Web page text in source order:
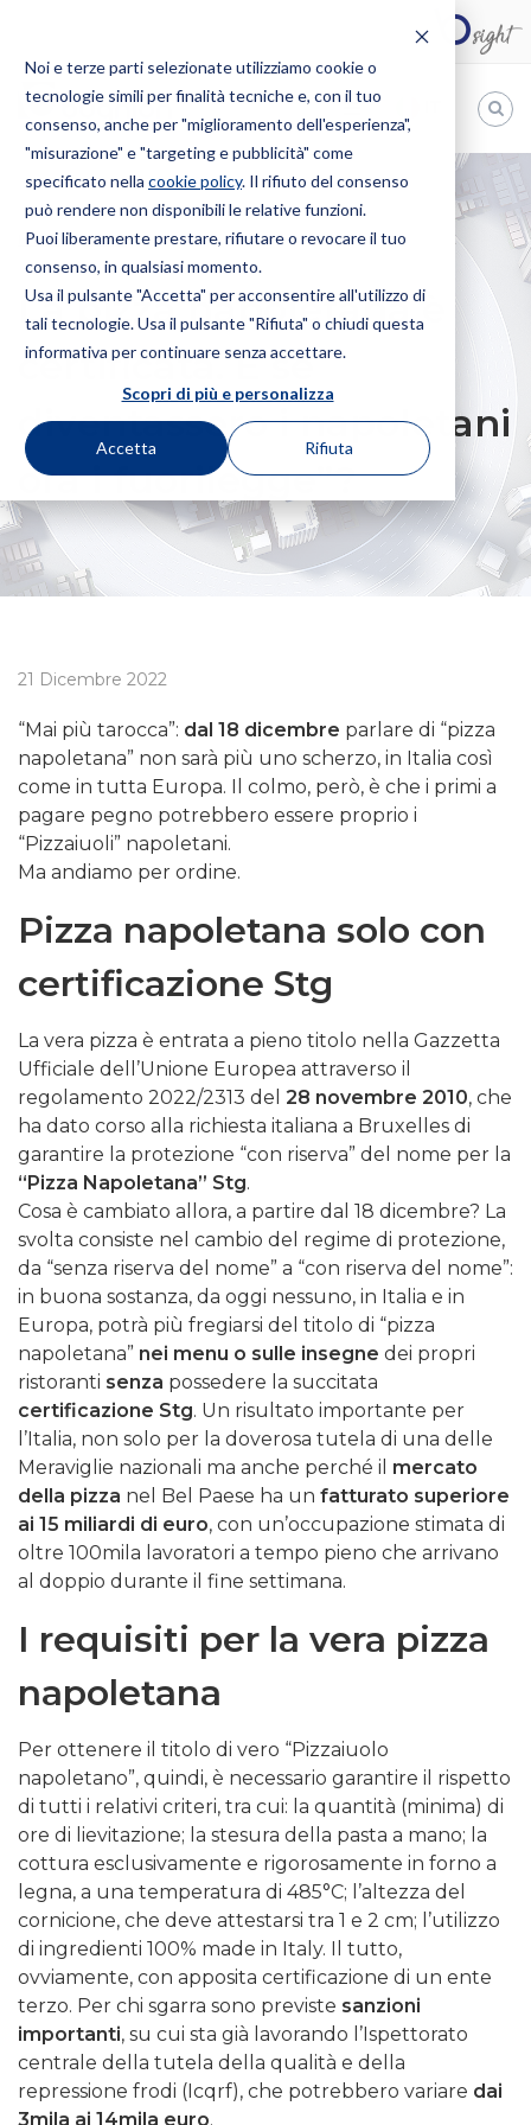
Noi e terze parti selezionate utilizziamo cookie o
tecnologie simili per finalità tecniche e, con il tuo
consenso, anche per "miglioramento dell'esperienza",
"misurazione" e "targeting e pubblicità" come
specificato nella cookie policy. Il rifiuto del consenso
può rendere non disponibili le relative funzioni.
Puoi liberamente prestare, rifiutare o revocare il tuo
consenso, in qualsiasi momento.
Usa il pulsante "Accetta" per acconsentire all'utilizzo di
tali tecnologie. Usa il pulsante "Rifiuta" o chiudi questa
informativa per continuare senza accettare.
Scopri di più e personalizza
Accetta Rifiuta
Bugnion
The
way
HOME NEWS
LA PIZZA NAPOLETANA È CERTIFICATA. E SE
DIVENTASSERO I NAPOLETANI ORA I FUORILEGGE”?
La pizza napoletana è
certificata. E se
diventassero i napoletani
ora i fuorilegge”?
21 Dicembre 2022
“Mai più tarocca”: dal 18 dicembre parlare di “pizza
napoletana” non sarà più uno scherzo, in Italia così
come in tutta Europa. Il colmo, però, è che i primi a
pagare pegno potrebbero essere proprio i
“Pizzaiuoli” napoletani.
Ma andiamo per ordine.
Pizza napoletana solo con
certificazione Stg
La vera pizza è entrata a pieno titolo nella Gazzetta
Ufficiale dell’Unione Europea attraverso il
regolamento 2022/2313 del 28 novembre 2010, che
ha dato corso alla richiesta italiana a Bruxelles di
garantire la protezione “con riserva” del nome per la
“Pizza Napoletana” Stg.
Cosa è cambiato allora, a partire dal 18 dicembre? La
svolta consiste nel cambio del regime di protezione,
da “senza riserva del nome” a “con riserva del nome”:
in buona sostanza, da oggi nessuno, in Italia e in
Europa, potrà più fregiarsi del titolo di “pizza
napoletana” nei menu o sulle insegne dei propri
ristoranti senza possedere la succitata
certificazione Stg. Un risultato importante per
l’Italia, non solo per la doverosa tutela di una delle
Meraviglie nazionali ma anche perché il mercato
della pizza nel Bel Paese ha un fatturato superiore
ai 15 miliardi di euro, con un’occupazione stimata di
oltre 100mila lavoratori a tempo pieno che arrivano
al doppio durante il fine settimana.
I requisiti per la vera pizza
napoletana
Per ottenere il titolo di vero “Pizzaiuolo
napoletano”, quindi, è necessario garantire il rispetto
di tutti i relativi criteri, tra cui: la quantità (minima) di
ore di lievitazione; la stesura della pasta a mano; la
cottura esclusivamente e rigorosamente in forno a
legna, a una temperatura di 485°C; l’altezza del
cornicione, che deve attestarsi tra 1 e 2 cm; l’utilizzo
di ingredienti 100% made in Italy. Il tutto,
ovviamente, con apposita certificazione di un ente
terzo. Per chi sgarra sono previste sanzioni
importanti, su cui sta già lavorando l’Ispettorato
centrale della tutela della qualità e della
repressione frodi (Icqrf), che potrebbero variare dai
3mila ai 14mila euro.